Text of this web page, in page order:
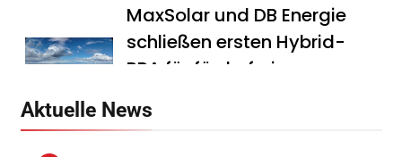
MaxSolar und DB Energie
schließen ersten Hybrid-
PPA für förderfreie
Tanja Schiller
Aktuelle News